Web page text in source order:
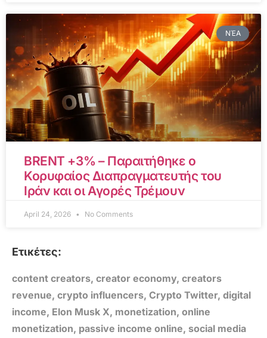
ΝΈΑ
BRENT +3% – Παραιτήθηκε ο
Κορυφαίος Διαπραγματευτής του
Ιράν και οι Αγορές Τρέμουν
April 24, 2026 No Comments
Ετικέτες:
content creators, creator economy, creators
revenue, crypto influencers, Crypto Twitter, digital
income, Elon Musk X, monetization, online
monetization, passive income online, social media